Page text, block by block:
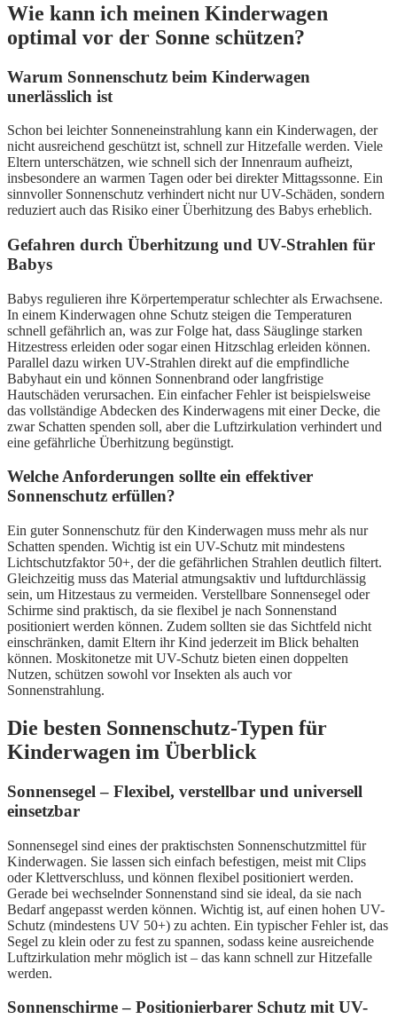
Wie kann ich meinen Kinderwagen
optimal vor der Sonne schützen?
Warum Sonnenschutz beim Kinderwagen
unerlässlich ist
Schon bei leichter Sonneneinstrahlung kann ein Kinderwagen, der
nicht ausreichend geschützt ist, schnell zur Hitzefalle werden. Viele
Eltern unterschätzen, wie schnell sich der Innenraum aufheizt,
insbesondere an warmen Tagen oder bei direkter Mittagssonne. Ein
sinnvoller Sonnenschutz verhindert nicht nur UV-Schäden, sondern
reduziert auch das Risiko einer Überhitzung des Babys erheblich.
Gefahren durch Überhitzung und UV-Strahlen für
Babys
Babys regulieren ihre Körpertemperatur schlechter als Erwachsene.
In einem Kinderwagen ohne Schutz steigen die Temperaturen
schnell gefährlich an, was zur Folge hat, dass Säuglinge starken
Hitzestress erleiden oder sogar einen Hitzschlag erleiden können.
Parallel dazu wirken UV-Strahlen direkt auf die empfindliche
Babyhaut ein und können Sonnenbrand oder langfristige
Hautschäden verursachen. Ein einfacher Fehler ist beispielsweise
das vollständige Abdecken des Kinderwagens mit einer Decke, die
zwar Schatten spenden soll, aber die Luftzirkulation verhindert und
eine gefährliche Überhitzung begünstigt.
Welche Anforderungen sollte ein effektiver
Sonnenschutz erfüllen?
Ein guter Sonnen­schutz für den Kinderwagen muss mehr als nur
Schatten spenden. Wichtig ist ein UV-Schutz mit mindestens
Lichtschutzfaktor 50+, der die gefährlichen Strahlen deutlich filtert.
Gleichzeitig muss das Material atmungsaktiv und luftdurchlässig
sein, um Hitzestaus zu vermeiden. Verstellbare Sonnensegel oder
Schirme sind praktisch, da sie flexibel je nach Sonnenstand
positioniert werden können. Zudem sollten sie das Sichtfeld nicht
einschränken, damit Eltern ihr Kind jederzeit im Blick behalten
können. Moskitonetze mit UV-Schutz bieten einen doppelten
Nutzen, schützen sowohl vor Insekten als auch vor
Sonnenstrahlung.
Die besten Sonnenschutz-Typen für
Kinderwagen im Überblick
Sonnensegel – Flexibel, verstellbar und universell
einsetzbar
Sonnensegel sind eines der praktischsten Sonnenschutzmittel für
Kinderwagen. Sie lassen sich einfach befestigen, meist mit Clips
oder Klettverschluss, und können flexibel positioniert werden.
Gerade bei wechselnder Sonnenstand sind sie ideal, da sie nach
Bedarf angepasst werden können. Wichtig ist, auf einen hohen UV-
Schutz (mindestens UV 50+) zu achten. Ein typischer Fehler ist, das
Segel zu klein oder zu fest zu spannen, sodass keine ausreichende
Luftzirkulation mehr möglich ist – das kann schnell zur Hitzefalle
werden.
Sonnenschirme – Positionierbarer Schutz mit UV-